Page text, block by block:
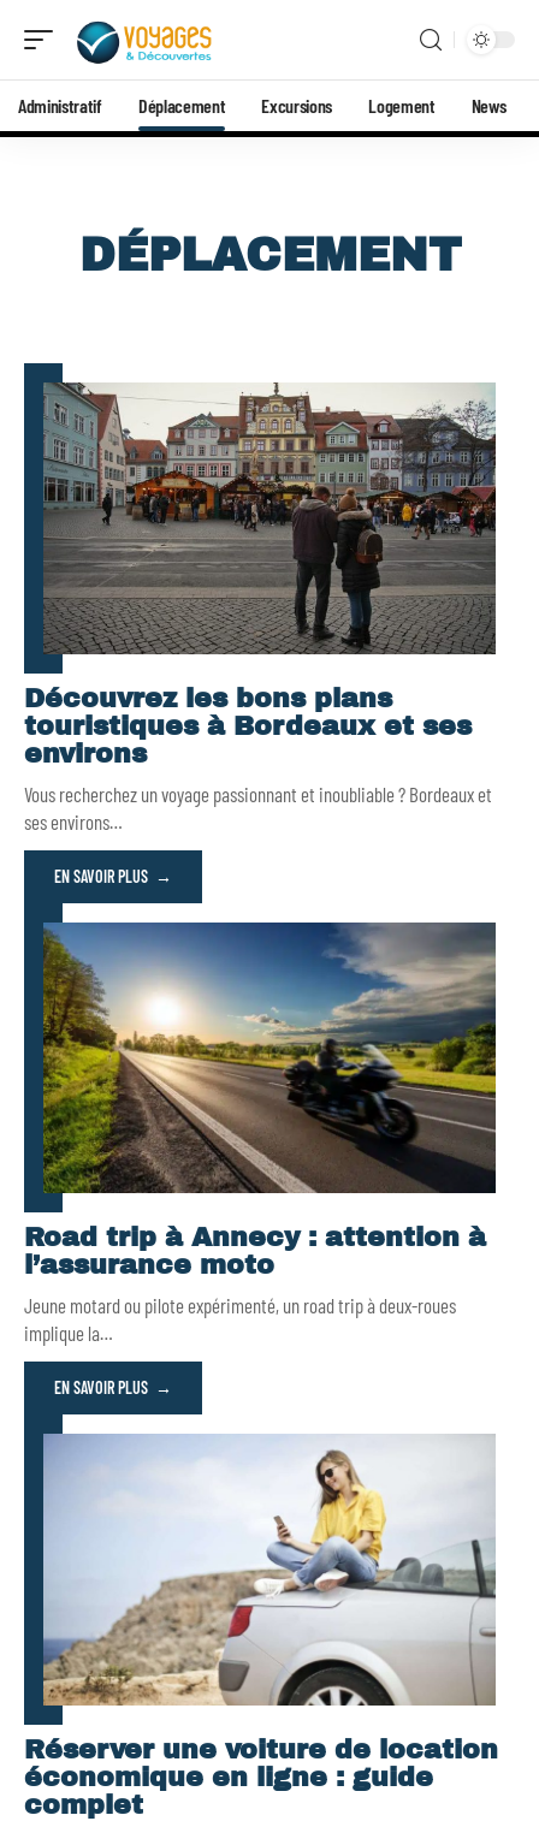
Administratif Déplacement Excursions Logement News
DÉPLACEMENT
Découvrez les bons plans
touristiques à Bordeaux et ses
environs
Vous recherchez un voyage passionnant et inoubliable ? Bordeaux et
ses environs…
EN SAVOIR PLUS
Road trip à Annecy : attention à
l’assurance moto
Jeune motard ou pilote expérimenté, un road trip à deux-roues
implique la…
EN SAVOIR PLUS
Réserver une voiture de location
économique en ligne : guide
complet